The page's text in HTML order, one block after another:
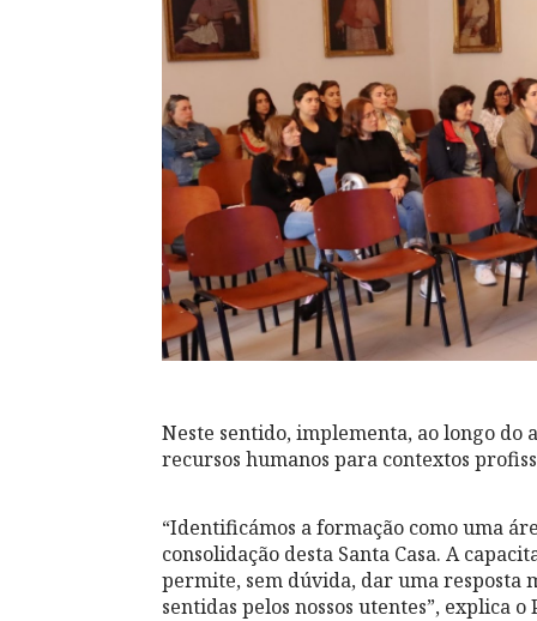
Neste sentido, implementa, ao longo
recursos humanos para contextos
“Identificámos a formação como uma
consolidação desta Santa Casa. A
permite, sem dúvida, dar uma resposta
sentidas pelos nossos utentes”, explica